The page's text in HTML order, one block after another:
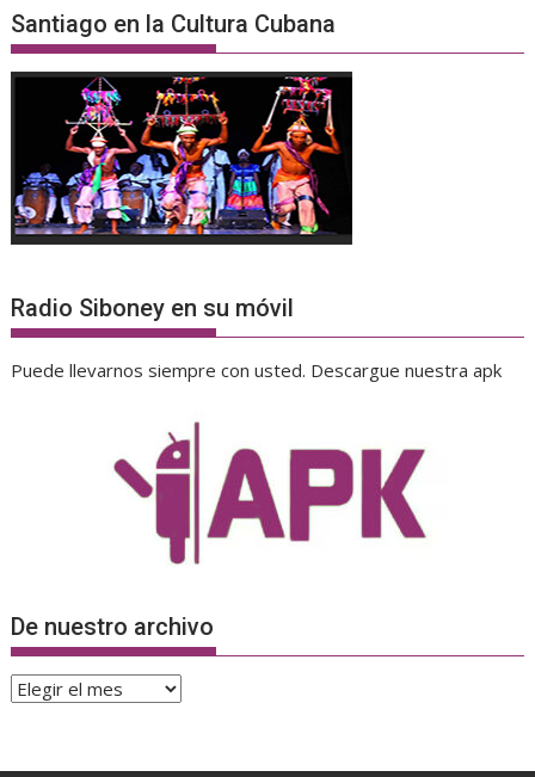
Santiago en la Cultura Cubana
Radio Siboney en su móvil
Puede llevarnos siempre con usted. Descargue nuestra apk
De nuestro archivo
De